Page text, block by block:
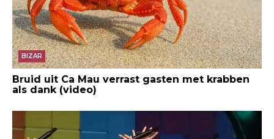
BIZAR
Bruid uit Ca Mau verrast gasten met krabben
als dank (video)